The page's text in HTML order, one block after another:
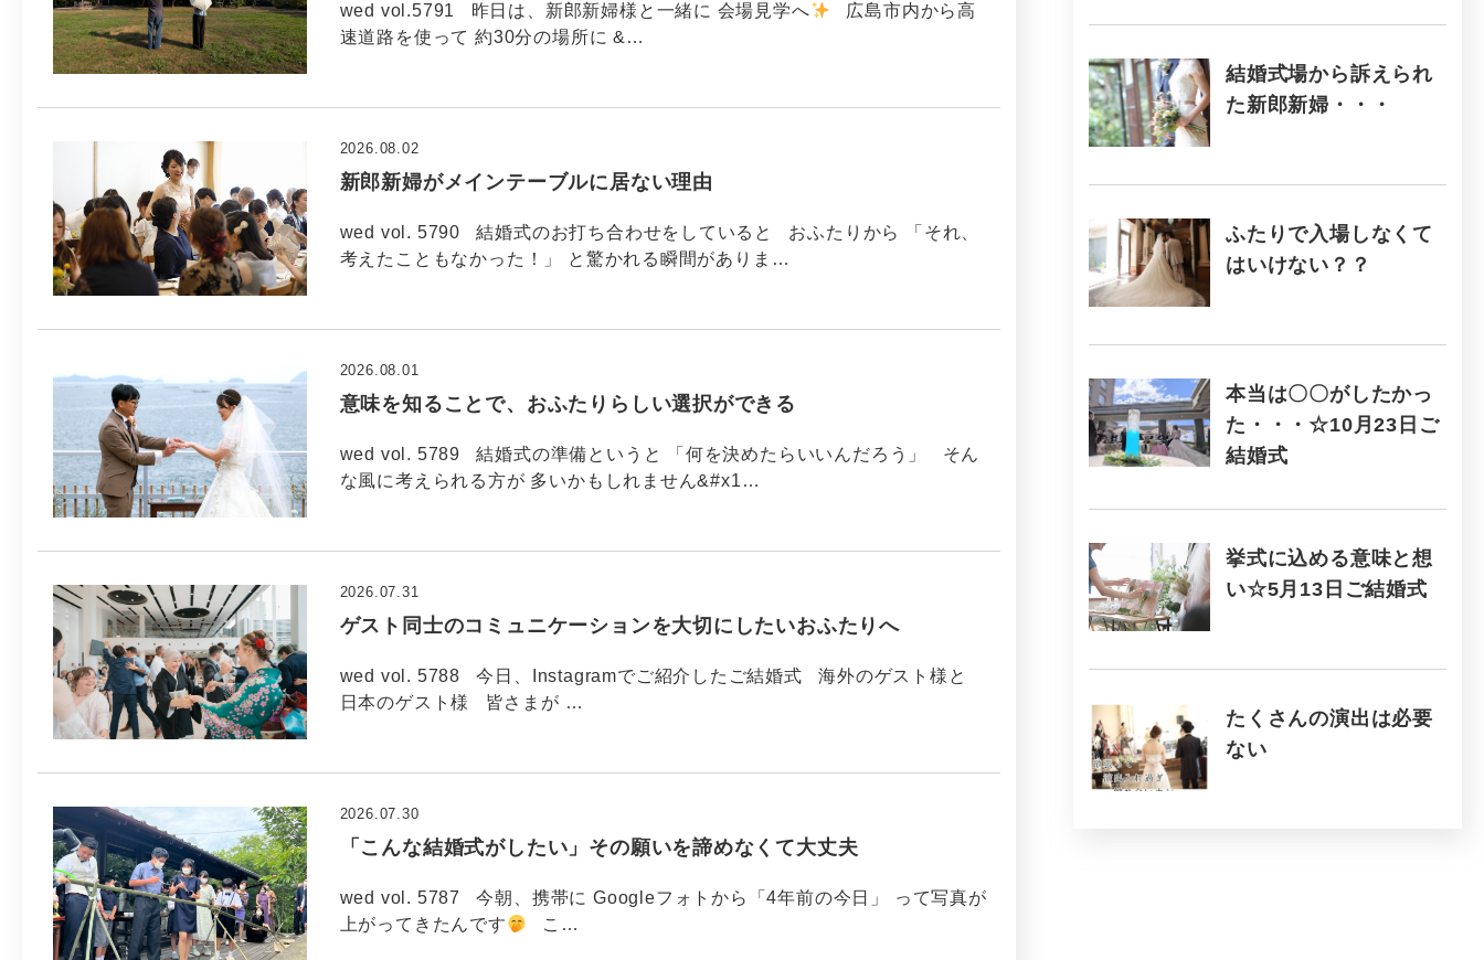
wed vol.5791 昨日は、新郎新婦様と一緒に 会場見学へ
広島市内から高
速道路を使って 約30分の場所に &…
新郎新婦がメインテーブルに居ない理由
2026.08.02
wed vol. 5790 結婚式のお打ち合わせをしていると おふたりから 「それ、
考えたこともなかった！」 と驚かれる瞬間がありま…
意味を知ることで、おふたりらしい選択ができる
2026.08.01
wed vol. 5789 結婚式の準備というと 「何を決めたらいいんだろう」 そん
な風に考えられる方が 多いかもしれません&#x1…
ゲスト同士のコミュニケーションを大切にしたいおふたりへ
2026.07.31
wed vol. 5788 今日、Instagramでご紹介したご結婚式 海外のゲスト様と
日本のゲスト様 皆さまが …
「こんな結婚式がしたい」その願いを諦めなくて大丈夫
2026.07.30
wed vol. 5787 今朝、携帯に Googleフォトから「4年前の今日」 って写真が
上がってきたんです
こ…
結婚式場から訴えられ
た新郎新婦・・・
ふたりで入場しなくて
はいけない？？
本当は〇〇がしたかっ
た・・・☆10月23日ご
結婚式
挙式に込める意味と想
い☆5月13日ご結婚式
たくさんの演出は必要
ない